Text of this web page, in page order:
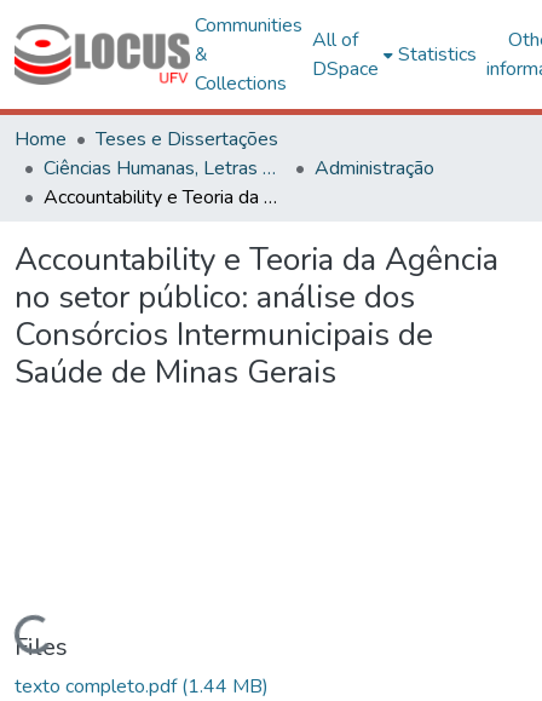
Communities
&
Collections
All of
DSpace
Statistics
Home
Teses e Dissertações
Ciências Humanas, Letras e Artes
Administração
Accountability e Teoria da Agência no setor público: análise dos Consórcios Intermunicipais de Saúde de Minas Gerais
Accountability e Teoria da Agência
no setor público: análise dos
Consórcios Intermunicipais de
Saúde de Minas Gerais
Files
texto completo.pdf(1.44 MB)